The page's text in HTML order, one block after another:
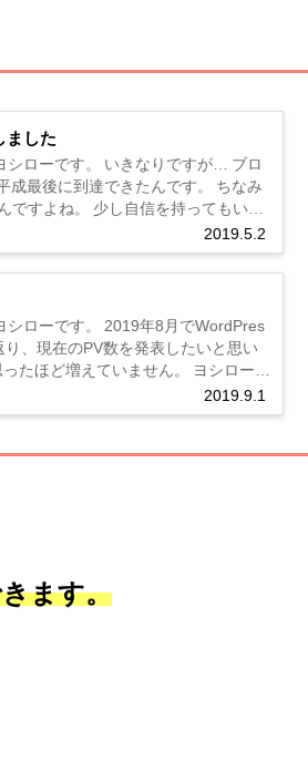
ました
2019.5.2
なりですが… ブロ
を持ってもいい
2019.9.1
年8月でWordPres
、現在のPV数を発表したいと思い
ます。